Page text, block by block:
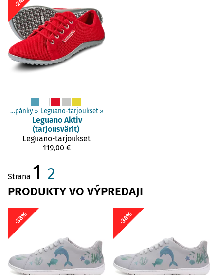
Dospelí topánky ‪» Leguano-tarjoukset ‪»
Leguano Aktiv
(tarjousvärit)
Leguano-tarjoukset
119,00 €
Strana 1 2
PRODUKTY VO VÝPREDAJI
-38% -38%